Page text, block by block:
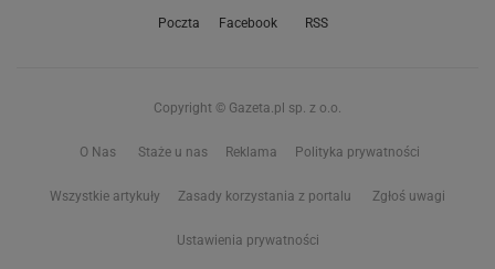
Poczta Facebook RSS
Copyright © Gazeta.pl sp. z o.o.
O Nas Staże u nas Reklama Polityka prywatności
Wszystkie artykuły Zasady korzystania z portalu Zgłoś uwagi
Ustawienia prywatności